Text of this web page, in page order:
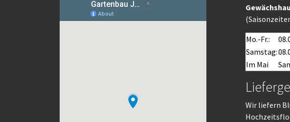
Mo.-Fr.:
Samstag:
Im Mai
Wir liefern